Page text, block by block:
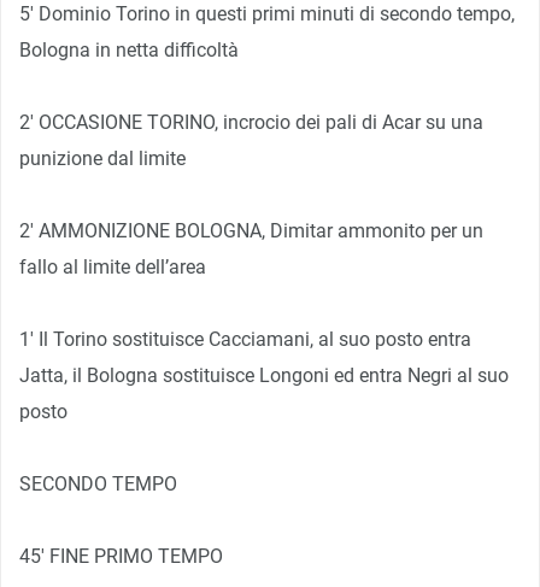
5′ Dominio Torino in questi primi minuti di secondo tempo,
Bologna in netta difficoltà
2′ OCCASIONE TORINO, incrocio dei pali di Acar su una
punizione dal limite
2′ AMMONIZIONE BOLOGNA, Dimitar ammonito per un
fallo al limite dell’area
1′ Il Torino sostituisce Cacciamani, al suo posto entra
Jatta, il Bologna sostituisce Longoni ed entra Negri al suo
posto
SECONDO TEMPO
45′ FINE PRIMO TEMPO